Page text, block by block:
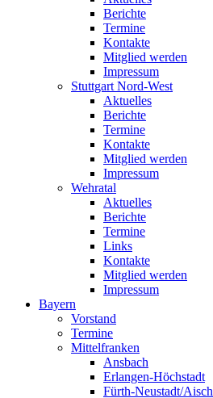
Berichte
Termine
Kontakte
Mitglied werden
Impressum
Stuttgart Nord-West
Aktuelles
Berichte
Termine
Kontakte
Mitglied werden
Impressum
Wehratal
Aktuelles
Berichte
Termine
Links
Kontakte
Mitglied werden
Impressum
Bayern
Vorstand
Termine
Mittelfranken
Ansbach
Erlangen-Höchstadt
Fürth-Neustadt/Aisch